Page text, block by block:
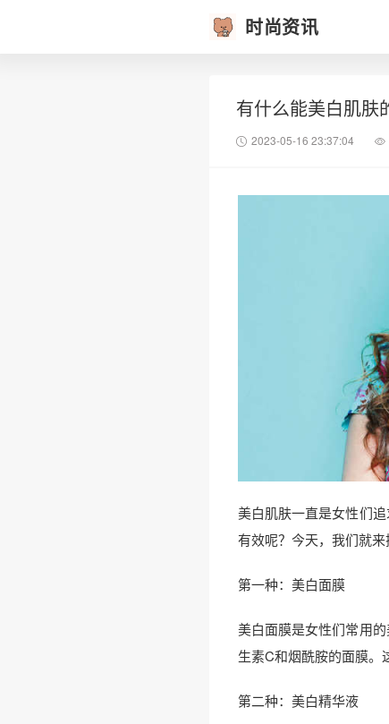
时尚资讯
有什么能美白肌肤
2023-05-16 23:37:04
美白肌肤一直是女性们
有效呢？今天，我们就来
第一种：美白面膜
美白面膜是女性们常用
生素C和烟酰胺的面膜。
第二种：美白精华液